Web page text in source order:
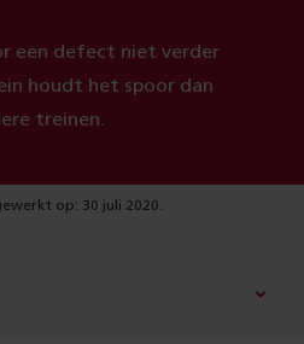
een defect niet verder
houdt het spoor dan
treinen.
op: 30 juli 2020.